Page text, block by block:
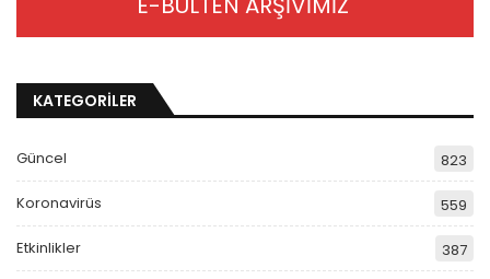
KATEGORİLER
Güncel 823
Koronavirüs 559
Etkinlikler 387